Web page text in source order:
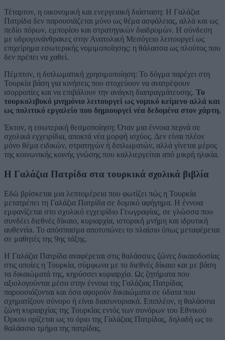
Τέταρτον, η οικονομική και ενεργειακή διάσταση: Η Γαλάζια
Πατρίδα δεν παρουσιάζεται μόνο ως θέμα ασφάλειας, αλλά και ως
πεδίο πόρων, εμπορίου και στρατηγικών διαδρομών. Η σύνδεση
με υδρογονάνθρακες στην Ανατολική Μεσόγειο λειτουργεί ως
επιχείρημα εσωτερικής νομιμοποίησης: η θάλασσα ως πλούτος που
δεν πρέπει να χαθεί.
Πέμπτον, η διπλωματική χρησιμοποίηση: Το δόγμα παρέχει στη
Τουρκία βάση για κινήσεις που στοχεύουν να ανατρέψουν
ισορροπίες και να επιβάλουν την ανάγκη διαπραγμάτευσης. Το
τουρκολιβυκό μνημόνιο λειτουργεί ως νομικό κείμενο αλλά και
ως πολιτικό εργαλείο που δημιουργεί νέα δεδομένα στον χάρτη.
Έκτον, η εσωτερική θεσμοποίηση: Όταν μια έννοια περνά σε
σχολικά εγχειρίδια, αποκτά νέα μορφή ισχύος. Δεν είναι πλέον
μόνο θέμα ειδικών, στρατηγών ή διπλωματών, αλλά γίνεται μέρος
της κοινωνικής κοινής γνώσης που καλλιεργείται από μικρή ηλικία.
Η Γαλάζια Πατρίδα στα τουρκικά σχολικά βιβλία
Εδώ βρίσκεται μια λεπτομέρεια που φωτίζει πώς η Τουρκία
μετατρέπει τη Γαλάζια Πατρίδα σε δομικό αφήγημα. Η έννοια
εμφανίζεται στο σχολικό εγχειρίδιο Γεωγραφίας, σε γλώσσα που
συνδέει διεθνές δίκαιο, κυριαρχία, ιστορική μνήμη και ιδρυτική
αυθεντία. Το απόσπασμα αποτυπώνει το πλαίσιο όπως μεταφέρεται
σε μαθητές της 9ης τάξης.
Η Γαλάζια Πατρίδα αναφέρεται στις θαλάσσιες ζώνες δικαιοδοσίας
στις οποίες η Τουρκία, σύμφωνα με το διεθνές δίκαιο και με βάση
τα δικαιώματά της, κηρύσσει κυριαρχία. Ως ζητήματα που
αξιολογούνται μέσα στην έννοια της Γαλάζιας Πατρίδας
παρουσιάζονται και όσα αφορούν δικαιώματα σε ύδατα που
σχηματίζουν σύνορο ή είναι διασυνοριακά. Επιπλέον, η θαλάσσια
ζώνη κυριαρχίας της Τουρκίας εντός των συνόρων του Εθνικού
Όρκου ορίζεται ως το όριο της Γαλάζιας Πατρίδας, δηλαδή ως το
θαλάσσιο τμήμα της πατρίδας.